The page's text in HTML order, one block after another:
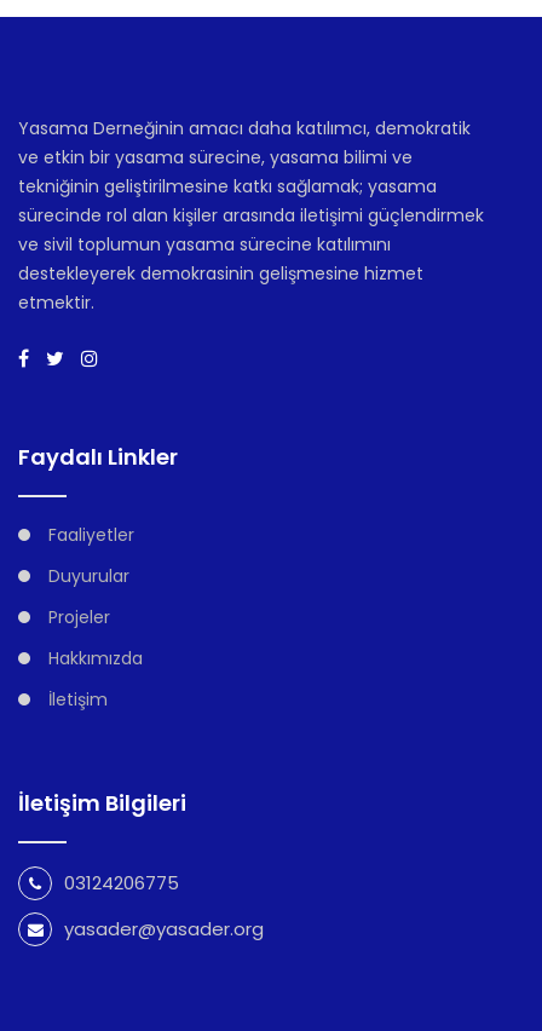
Yasama Derneğinin amacı daha katılımcı, demokratik
ve etkin bir yasama sürecine, yasama bilimi ve
tekniğinin geliştirilmesine katkı sağlamak; yasama
sürecinde rol alan kişiler arasında iletişimi güçlendirmek
ve sivil toplumun yasama sürecine katılımını
destekleyerek demokrasinin gelişmesine hizmet
etmektir.
Faydalı Linkler
Faaliyetler
Duyurular
Projeler
Hakkımızda
İletişim
İletişim Bilgileri
03124206775
yasader@yasader.org